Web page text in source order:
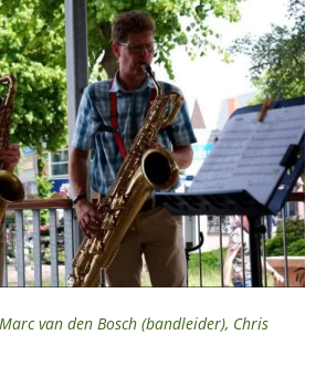
van den Bosch (bandleider), Chris